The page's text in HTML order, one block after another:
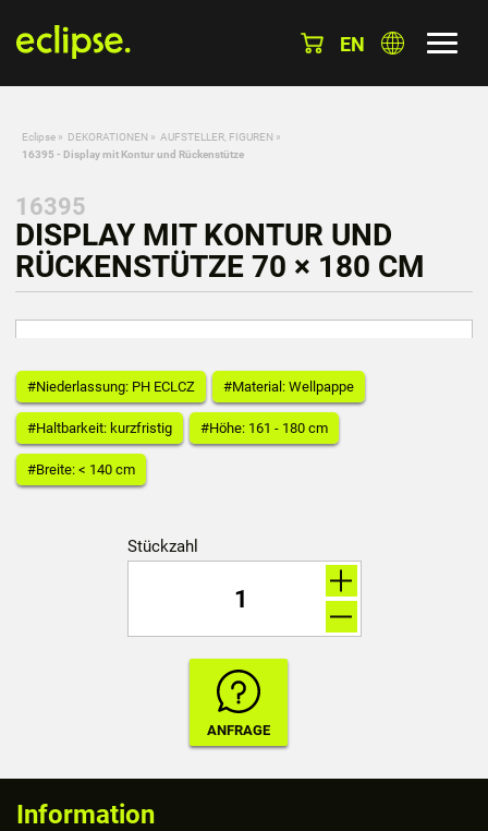
EN
Eclipse » DEKORATIONEN » AUFSTELLER, FIGUREN »
16395 - Display mit Kontur und Rückenstütze
16395
DISPLAY MIT KONTUR UND
RÜCKENSTÜTZE 70 × 180 CM
#Niederlassung: PH ECLCZ #Material: Wellpappe
#Haltbarkeit: kurzfristig #Höhe: 161 - 180 cm
#Breite: < 140 cm
Stückzahl
Information